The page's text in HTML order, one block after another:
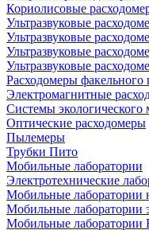
Кориолисовые
Ультразвуковые
Ультразвуковые
Ультразвуковые
Ультразвуковые
Расходомеры факельного
Электромагнитные
Системы экологического
Оптические расходомеры
Пылемеры
Трубки Пито
Мобильные лаборатории
Электротехнические
Мобильные лаборатории
Мобильные лаборатории
Мобильные